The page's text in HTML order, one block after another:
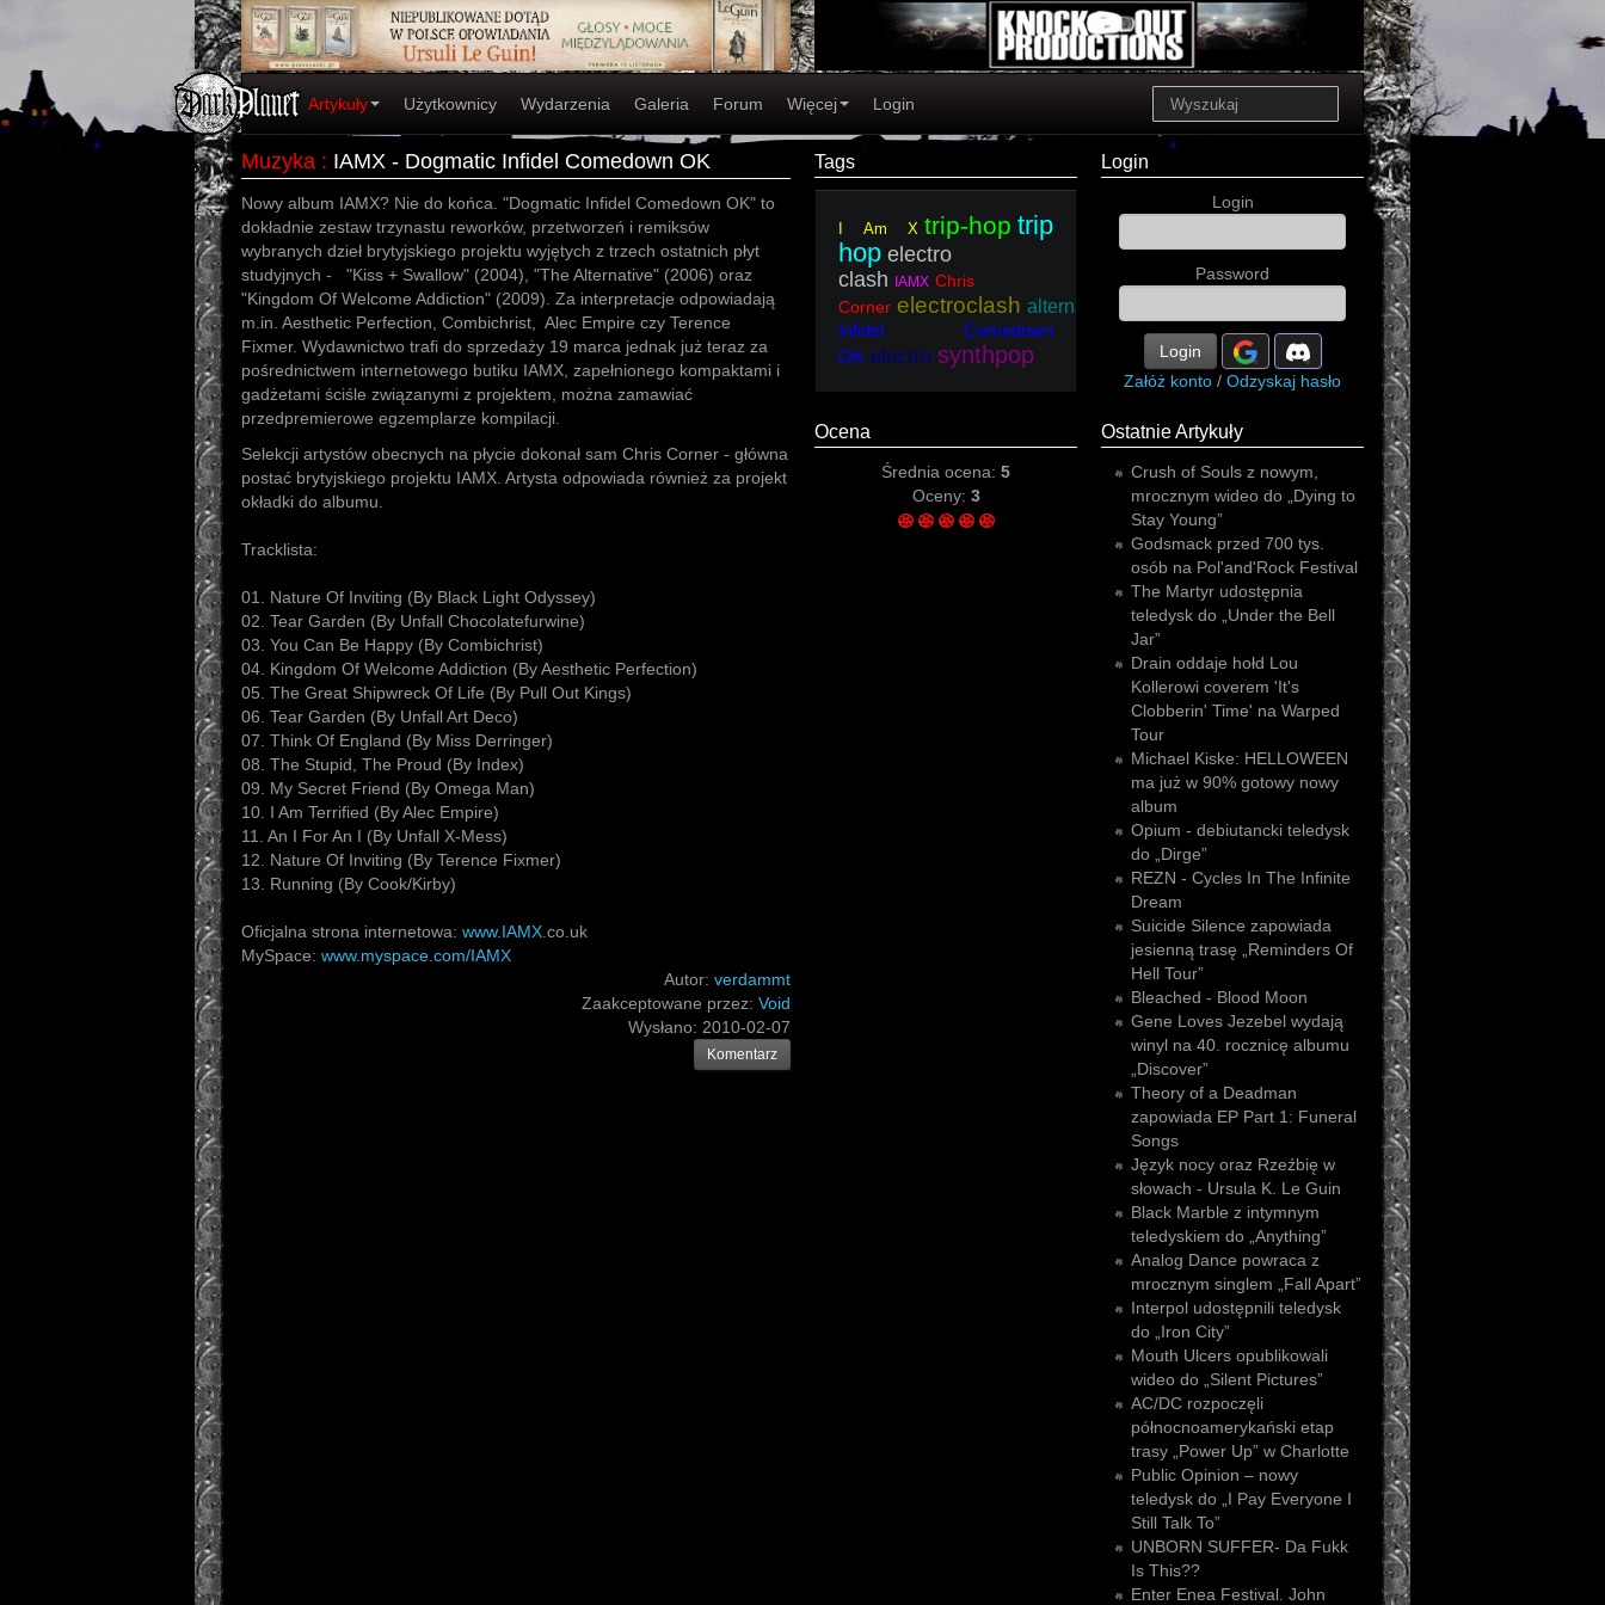
Artykuły Użytkownicy Wydarzenia Galeria Forum Więcej Login
Muzyka : IAMX - Dogmatic Infidel Comedown OK
Nowy album IAMX? Nie do końca. "Dogmatic Infidel Comedown OK" to
dokładnie zestaw trzynastu reworków, przetworzeń i remiksów
wybranych dzieł brytyjskiego projektu wyjętych z trzech ostatnich płyt
studyjnych - "Kiss + Swallow" (2004), "The Alternative" (2006) oraz
"Kingdom Of Welcome Addiction" (2009). Za interpretacje odpowiadają
m.in. Aesthetic Perfection, Combichrist, Alec Empire czy Terence
Fixmer. Wydawnictwo trafi do sprzedaży 19 marca jednak już teraz za
pośrednictwem internetowego butiku IAMX, zapełnionego kompaktami i
gadżetami ściśle związanymi z projektem, można zamawiać
przedpremierowe egzemplarze kompilacji.
Selekcji artystów obecnych na płycie dokonał sam Chris Corner - główna
postać brytyjskiego projektu IAMX. Artysta odpowiada również za projekt
okładki do albumu.
Tracklista:
01. Nature Of Inviting (By Black Light Odyssey)
02. Tear Garden (By Unfall Chocolatefurwine)
03. You Can Be Happy (By Combichrist)
04. Kingdom Of Welcome Addiction (By Aesthetic Perfection)
05. The Great Shipwreck Of Life (By Pull Out Kings)
06. Tear Garden (By Unfall Art Deco)
07. Think Of England (By Miss Derringer)
08. The Stupid, The Proud (By Index)
09. My Secret Friend (By Omega Man)
10. I Am Terrified (By Alec Empire)
11. An I For An I (By Unfall X-Mess)
12. Nature Of Inviting (By Terence Fixmer)
13. Running (By Cook/Kirby)
Oficjalna strona internetowa: www. IAMX .co.uk
MySpace: www.myspace.com/IAMX
Autor: verdammt
Zaakceptowane przez: Void
Wysłano: 2010-02-07
Komentarz
Tags
I Am X trip-hop trip
hop electro
clash
IAMX Chris
Corner electroclash alternative
Infidel Comedown
OK electro synthpop
Ocena
Średnia ocena: 5
Oceny: 3
Login
Login
Password
Login
Załóż konto / Odzyskaj hasło
Ostatnie Artykuły
Crush of Souls z nowym,
mrocznym wideo do „Dying to
Stay Young”
Godsmack przed 700 tys.
osób na Pol'and'Rock Festival
The Martyr udostępnia
teledysk do „Under the Bell
Jar”
Drain oddaje hołd Lou
Kollerowi coverem 'It's
Clobberin' Time' na Warped
Tour
Michael Kiske: HELLOWEEN
ma już w 90% gotowy nowy
album
Opium - debiutancki teledysk
do „Dirge”
REZN - Cycles In The Infinite
Dream
Suicide Silence zapowiada
jesienną trasę „Reminders Of
Hell Tour”
Bleached - Blood Moon
Gene Loves Jezebel wydają
winyl na 40. rocznicę albumu
„Discover”
Theory of a Deadman
zapowiada EP Part 1: Funeral
Songs
Język nocy oraz Rzeźbię w
słowach - Ursula K. Le Guin
Black Marble z intymnym
teledyskiem do „Anything”
Analog Dance powraca z
mrocznym singlem „Fall Apart”
Interpol udostępnili teledysk
do „Iron City”
Mouth Ulcers opublikowali
wideo do „Silent Pictures”
AC/DC rozpoczęli
północnoamerykański etap
trasy „Power Up” w Charlotte
Public Opinion – nowy
teledysk do „I Pay Everyone I
Still Talk To”
UNBORN SUFFER- Da Fukk
Is This??
Enter Enea Festival. John